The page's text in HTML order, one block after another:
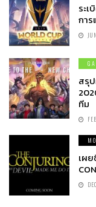
ระ
การ
สรุ
ทีม
เผ